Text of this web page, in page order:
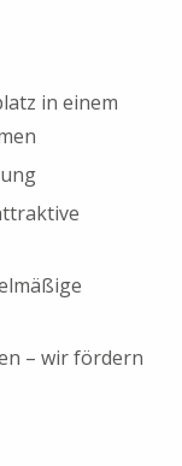
in einem
– wir fördern